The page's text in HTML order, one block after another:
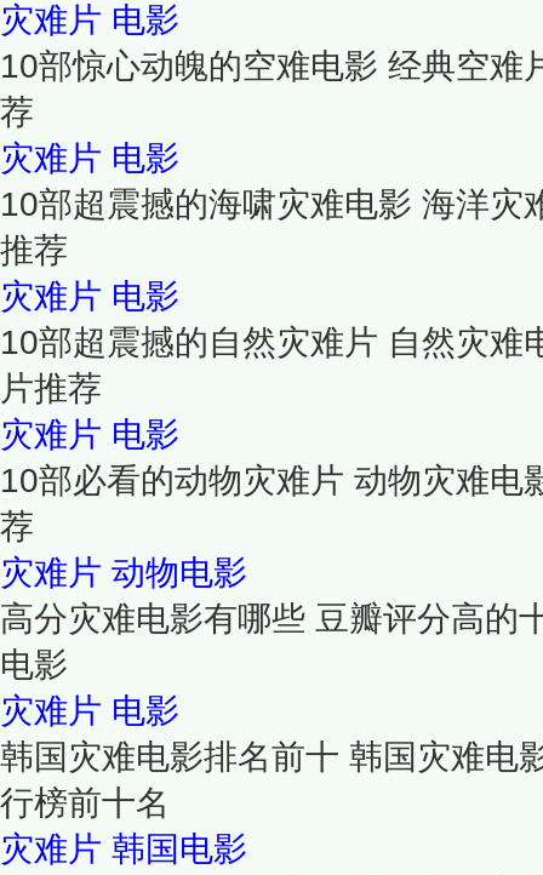
灾难片 电影
10部惊心动魄的空难电影 经典空难
荐
灾难片 电影
10部超震撼的海啸灾难电影 海洋灾
推荐
灾难片 电影
10部超震撼的自然灾难片 自然灾难
片推荐
灾难片 电影
10部必看的动物灾难片 动物灾难电
荐
灾难片 动物电影
高分灾难电影有哪些 豆瓣评分高的
电影
灾难片 电影
韩国灾难电影排名前十 韩国灾难电
行榜前十名
灾难片 韩国电影